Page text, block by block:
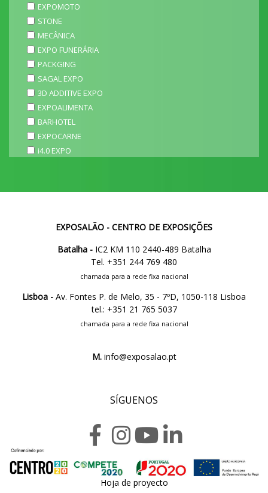
EXPOMOTO
STONE
MECÂNICA
EXPO FUNERÁRIA
PACKGING
SAGAL EXPO
3D ADDITIVE EXPO
EXPOALIMENTA
BARHOTEL
EXPOCARNE
i4.0 EXPO
EXPOSALÃO - CENTRO DE EXPOSIÇÕES
Batalha -IC2 KM 110 2440-489 Batalha
Tel. +351 244 769 480
chamada para a rede fixa nacional
Lisboa - Av. Fontes P. de Melo, 35 - 7ºD, 1050-118 Lisboa
tel.: +351 21 765 5037
chamada para a rede fixa nacional
M.info@exposalao.pt
SÍGUENOS
Hoja de proyecto